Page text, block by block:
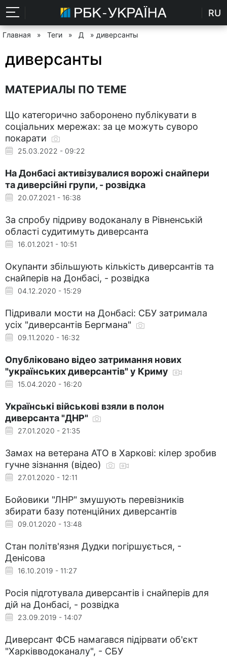
RU
Главная » Теги » Д » диверсанты
диверсанты
МАТЕРИАЛЫ ПО ТЕМЕ
Що категорично заборонено публікувати в
соціальних мережах: за це можуть суворо
покарати
25.03.2022 - 09:22
На Донбасі активізувалися ворожі снайпери
та диверсійні групи, - розвідка
20.07.2021 - 16:38
За спробу підриву водоканалу в Рівненській
області судитимуть диверсанта
16.01.2021 - 10:51
Окупанти збільшують кількість диверсантів та
снайперів на Донбасі, - розвідка
04.12.2020 - 15:29
Підривали мости на Донбасі: СБУ затримала
усіх "диверсантів Бергмана"
09.11.2020 - 16:32
Опубліковано відео затримання нових
"українських диверсантів" у Криму
15.04.2020 - 16:20
Українські військові взяли в полон
диверсанта "ДНР"
27.01.2020 - 21:35
Замах на ветерана АТО в Харкові: кілер зробив
гучне зізнання (відео)
27.01.2020 - 12:11
Бойовики "ЛНР" змушують перевізників
збирати базу потенційних диверсантів
09.01.2020 - 13:48
Стан політв'язня Дудки погіршується, -
Денісова
16.10.2019 - 11:27
Росія підготувала диверсантів і снайперів для
дій на Донбасі, - розвідка
23.09.2019 - 14:07
Диверсант ФСБ намагався підірвати об'єкт
"Харківводоканалу", - СБУ